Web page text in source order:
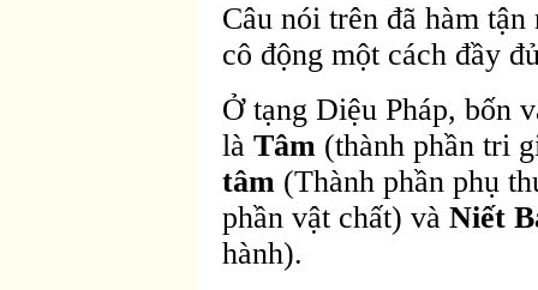
Câu nói trên đã hàm
cô động một cách đầy
Ở tạng Diệu Pháp, bốn
là Tâm (thành phần tri
tâm (Thành phần phụ
phần vật chất) và Niết
hành).